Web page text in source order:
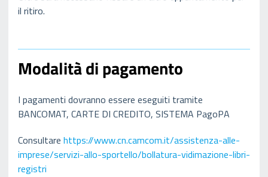
il ritiro.
Modalità di pagamento
I pagamenti dovranno essere eseguiti tramite
BANCOMAT, CARTE DI CREDITO, SISTEMA PagoPA
Consultare https://www.cn.camcom.it/assistenza-alle-
imprese/servizi-allo-sportello/bollatura-vidimazione-libri-
registri